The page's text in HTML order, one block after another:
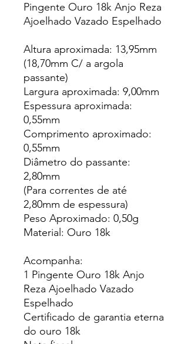
Pingente Ouro 18k Anjo Reza
Ajoelhado Vazado Espelhado
Altura aproximada: 13,95mm
(18,70mm C/ a argola
passante)
Largura aproximada: 9,00mm
Espessura aproximada:
0,55mm
Comprimento aproximado:
0,55mm
Diâmetro do passante:
2,80mm
(Para correntes de até
2,80mm de espessura)
Peso Aproximado: 0,50g
Material: Ouro 18k
Acompanha:
1 Pingente Ouro 18k Anjo
Reza Ajoelhado Vazado
Espelhado
Certificado de garantia eterna
do ouro 18k